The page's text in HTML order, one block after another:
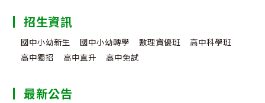
招生資訊
國中小幼新生 國中小幼轉學 數理資優班
高中科學班
高中獨招
高中直升 高中免試
最新公告